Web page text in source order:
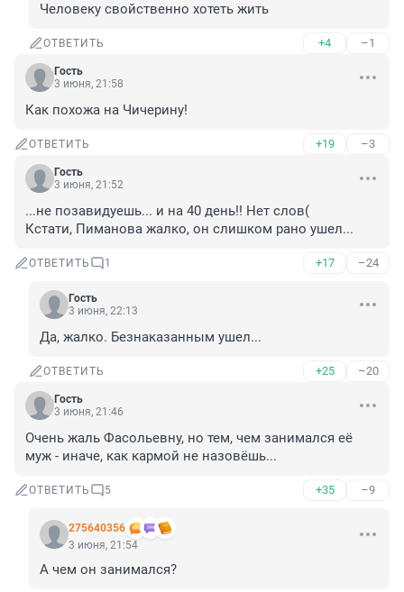
Человеку свойственно хотеть жить
ОТВЕТИТЬ +4 –1
Гость
3 июня, 21:58
Как похожа на Чичерину!
ОТВЕТИТЬ +19 –3
Гость
3 июня, 21:52
...не позавидуешь... и на 40 день!! Нет слов(
Кстати, Пиманова жалко, он слишком рано ушел...
ОТВЕТИТЬ 1 +17 –24
Гость
3 июня, 22:13
Да, жалко. Безнаказанным ушел...
ОТВЕТИТЬ +25 –20
Гость
3 июня, 21:46
Очень жаль Фасольевну, но тем, чем занимался её
муж - иначе, как кармой не назовёшь...
ОТВЕТИТЬ 5 +35 –9
275640356
3 июня, 21:54
А чем он занимался?